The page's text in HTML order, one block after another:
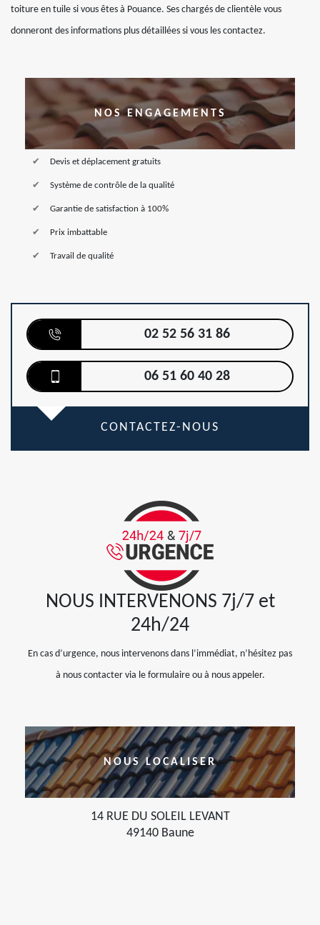
toiture en tuile si vous êtes à Pouance. Ses chargés de clientèle vous
donneront des informations plus détaillées si vous les contactez.
NOS ENGAGEMENTS
Devis et déplacement gratuits
Système de contrôle de la qualité
Garantie de satisfaction à 100%
Prix imbattable
Travail de qualité
02 52 56 31 86
06 51 60 40 28
CONTACTEZ-NOUS
NOUS INTERVENONS 7j/7 et
24h/24
En cas d’urgence, nous intervenons dans l’immédiat, n’hésitez pas
à nous contacter via le formulaire ou à nous appeler.
NOUS LOCALISER
14 RUE DU SOLEIL LEVANT
49140 Baune